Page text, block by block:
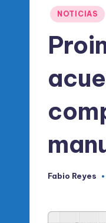
M
Publicado
NOTICIAS
Publicado
Fabio Reyes